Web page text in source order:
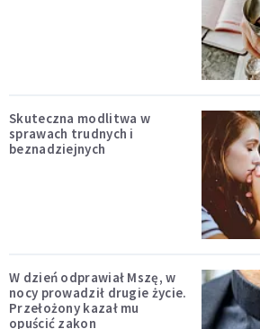
Skuteczna modlitwa w
sprawach trudnych i
beznadziejnych
W dzień odprawiał Mszę, w
nocy prowadził drugie życie.
Przełożony kazał mu
opuścić zakon